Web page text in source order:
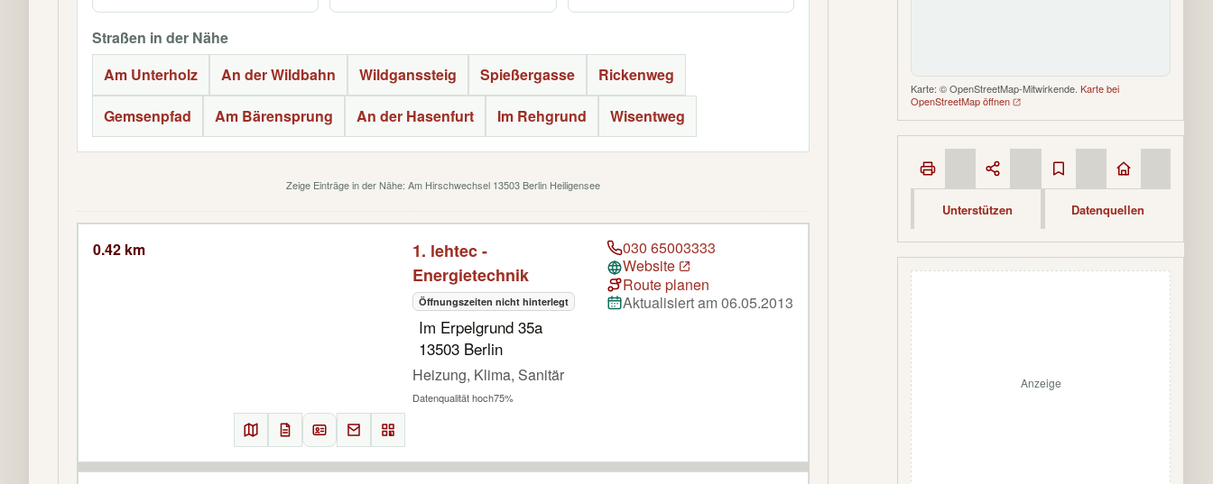
Karte: © OpenStreetMap-Mitwirkende. Karte bei
OpenStreetMap öffnen
Unterstützen Datenquellen
Anzeige
Straßen in der Nähe
Am Unterholz
An der Wildbahn Wildganssteig Spießergasse
Rickenweg
Gemsenpfad
Am Bärensprung An der Hasenfurt Im Rehgrund Wisentweg
Zeige Einträge in der Nähe: Am Hirschwechsel 13503 Berlin Heiligensee
0.42 km
1. lehtec -
Energietechnik
Öffnungszeiten nicht hinterlegt
Im Erpelgrund 35a
13503 Berlin
Heizung, Klima, Sanitär
Datenqualität hoch75%
030 65003333
Website
Route planen
Aktualisiert am 06.05.2013